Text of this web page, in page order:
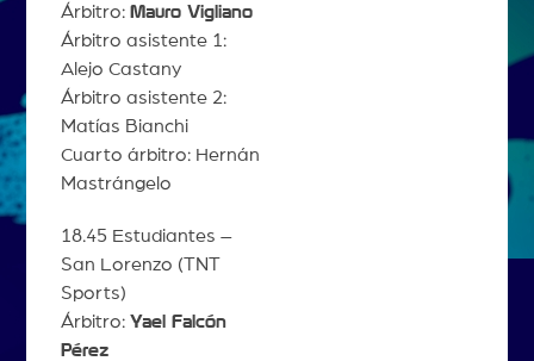
Árbitro: Mauro Vigliano
Árbitro asistente 1:
Alejo Castany
Árbitro asistente 2:
Matías Bianchi
Cuarto árbitro: Hernán
Mastrángelo
18.45 Estudiantes –
San Lorenzo (TNT
Sports)
Árbitro: Yael Falcón
Pérez